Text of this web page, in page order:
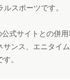
スポーツです。
式サイトとの併
サンス、エニタイ
。